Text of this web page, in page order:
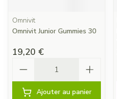
Omnivit
Omnivit Junior Gummies 30
19,20 €
Ajouter au panier